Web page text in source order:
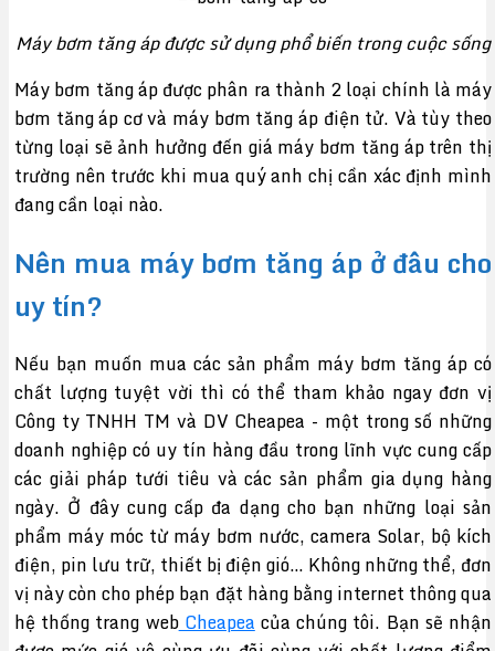
Máy bơm tăng áp được sử dụng phổ biến trong cuộc sống
Máy bơm tăng áp được phân ra thành 2 loại chính là máy
bơm tăng áp cơ và máy bơm tăng áp điện tử. Và tùy theo
từng loại sẽ ảnh hưởng đến giá máy bơm tăng áp trên thị
trường nên trước khi mua quý anh chị cần xác định mình
đang cần loại nào.
Nên mua máy bơm tăng áp ở đâu cho
uy tín?
Nếu bạn muốn mua các sản phẩm máy bơm tăng áp có
chất lượng tuyệt vời thì có thể tham khảo ngay đơn vị
Công ty TNHH TM và DV Cheapea - một trong số những
doanh nghiệp có uy tín hàng đầu trong lĩnh vực cung cấp
các giải pháp tưới tiêu và các sản phẩm gia dụng hàng
ngày. Ở đây cung cấp đa dạng cho bạn những loại sản
phẩm máy móc từ máy bơm nước, camera Solar, bộ kích
điện, pin lưu trữ, thiết bị điện gió… Không những thể, đơn
vị này còn cho phép bạn đặt hàng bằng internet thông qua
hệ thống trang webCheapea của chúng tôi. Bạn sẽ nhận